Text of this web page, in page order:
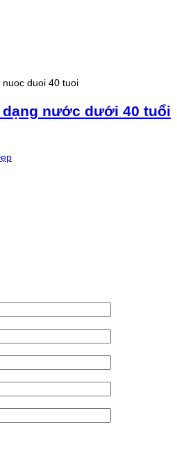
duoi 40 tuoi
nước dưới 40 tuổi